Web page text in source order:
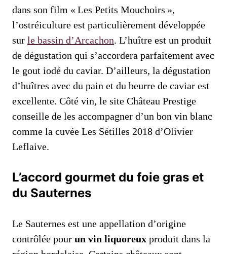
dans son film « Les Petits Mouchoirs »,
l’ostréiculture est particulièrement développée
sur le bassin d’Arcachon. L’huître est un produit
de dégustation qui s’accordera parfaitement avec
le gout iodé du caviar. D’ailleurs, la dégustation
d’huîtres avec du pain et du beurre de caviar est
excellente. Côté vin, le site Château Prestige
conseille de les accompagner d’un bon vin blanc
comme la cuvée Les Sétilles 2018 d’Olivier
Leflaive.
L’accord gourmet du foie gras et
du Sauternes
Le Sauternes est une appellation d’origine
contrôlée pour un vin liquoreux produit dans la